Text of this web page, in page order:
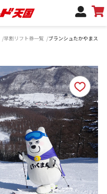
早割リフト券一覧 ブランシュたかやまスキ